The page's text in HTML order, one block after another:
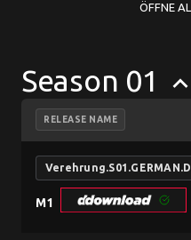
ÖFFNE
Season 01 keyboard_arrow_up
RELEASE NAME
M1